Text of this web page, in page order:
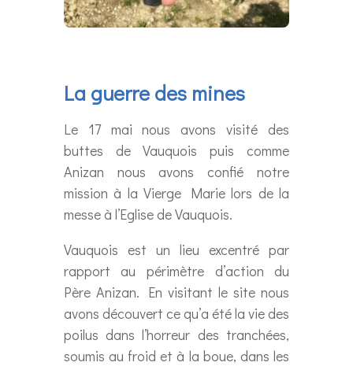
La guerre des mines
Le 17 mai nous avons visité des
buttes de Vauquois puis comme
Anizan nous avons confié notre
mission à la Vierge Marie lors de la
messe à l’Eglise de Vauquois.
Vauquois est un lieu excentré par
rapport au périmètre d’action du
Père Anizan. En visitant le site nous
avons découvert ce qu’a été la vie des
poilus dans l’horreur des tranchées,
soumis au froid et à la boue, dans les